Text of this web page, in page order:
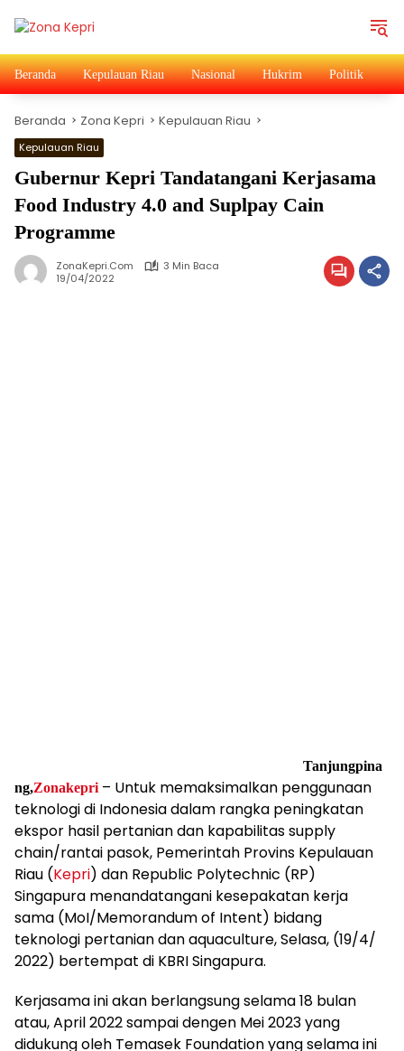
Beranda Kepulauan Riau Nasional Hukrim Politik
Beranda Zona Kepri Kepulauan Riau
Kepulauan Riau
Gubernur Kepri Tandatangani Kerjasama
Food Industry 4.0 and Suplpay Cain
Programme
ZonaKepri.com
3 Min Baca
19/04/2022
Tanjungpina
ng,Zonakepri– Untuk memaksimalkan penggunaan
teknologi di Indonesia dalam rangka peningkatan
ekspor hasil pertanian dan kapabilitas supply
chain/rantai pasok, Pemerintah Provins Kepulauan
Riau (Kepri) dan Republic Polytechnic (RP)
Singapura menandatangani kesepakatan kerja
sama (MoI/Memorandum of Intent) bidang
teknologi pertanian dan aquaculture, Selasa, (19/4/
2022) bertempat di KBRI Singapura.
Kerjasama ini akan berlangsung selama 18 bulan
atau, April 2022 sampai dengen Mei 2023 yang
didukung oleh Temasek Foundation yang selama ini